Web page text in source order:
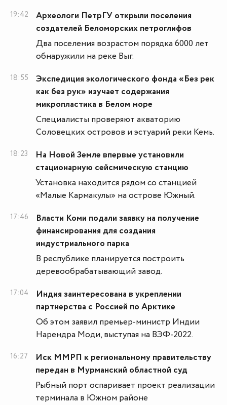
19:42
Археологи ПетрГУ открыли поселения
создателей Беломорских петроглифов
Два поселения возрастом порядка 6000 лет
обнаружили на реке Выг.
18:55
Экспедиция экологического фонда «Без рек
как без рук» изучает содержания
микропластика в Белом море
Специалисты проверяют акваторию
Соловецких островов и эстуарий реки Кемь.
18:23
На Новой Земле впервые установили
стационарную сейсмическую станцию
Установка находится рядом со станцией
«Малые Кармакулы» на острове Южный.
17:46
Власти Коми подали заявку на получение
финансирования для создания
индустриального парка
В республике планируется построить
деревообрабатывающий завод.
17:04
Индия заинтересована в укреплении
партнерства с Россией по Арктике
Об этом заявил премьер-министр Индии
Нарендра Моди, выступая на ВЭФ-2022.
16:27
Иск ММРП к региональному правительству
передан в Мурманский областной суд
Рыбный порт оспаривает проект реализации
терминала в Южном районе